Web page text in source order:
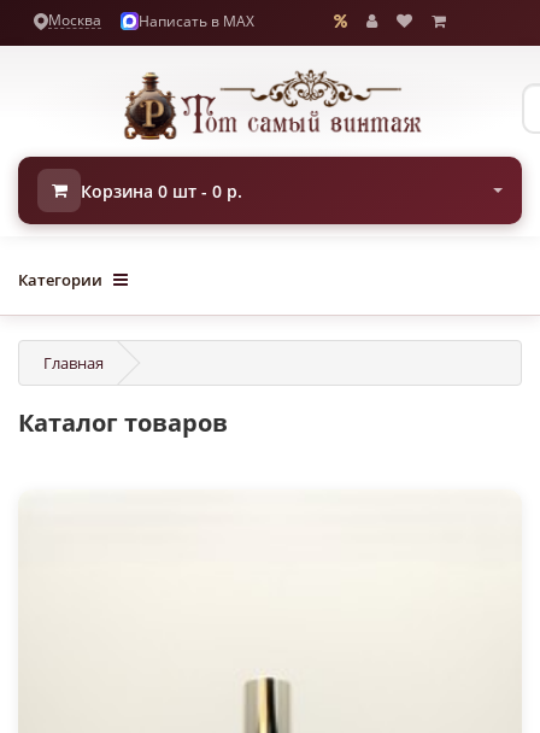
Москва Написать в MAX
Корзина 0 шт - 0 р.
Категории
Главная
Каталог товаров